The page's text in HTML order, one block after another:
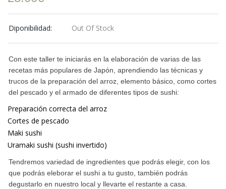
Diponibilidad: Out Of Stock
Con este taller te iniciarás en la elaboración de varias de las
recetas más populares de Japón, aprendiendo las técnicas y
trucos de la preparación del arroz, elemento básico, como cortes
del pescado y el armado de diferentes tipos de sushi:
Preparación correcta del arroz
Cortes de pescado
Maki sushi
Uramaki sushi (sushi invertido)
Tendremos variedad de ingredientes que podrás elegir, con los
que podrás eleborar el sushi a tu gusto, también podrás
degustarlo en nuestro local y llevarte el restante a casa.